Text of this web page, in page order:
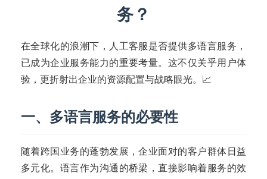
务？
在全球化的浪潮下，人工客服是否提供多语言服务，
已成为企业服务能力的重要考量。这不仅关乎用户体
验，更折射出企业的资源配置与战略眼光。📈
一、多语言服务的必要性
随着跨国业务的蓬勃发展，企业面对的客户群体日益
多元化。语言作为沟通的桥梁，直接影响着服务的效